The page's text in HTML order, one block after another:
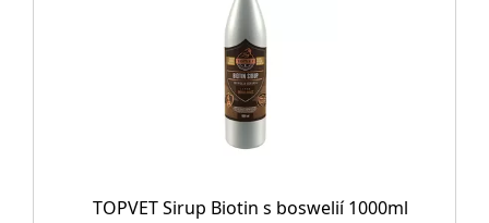
TOPVET Sirup Biotin s boswelií 1000ml